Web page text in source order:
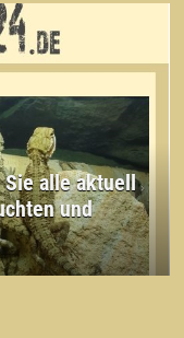
Sie alle aktuell
und